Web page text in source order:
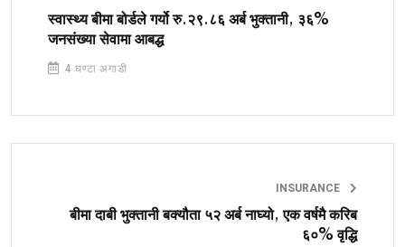
स्वास्थ्य बीमा बोर्डले गर्यो रु.२९.८६ अर्ब भुक्तानी, ३६%
जनसंख्या सेवामा आबद्ध
4 घण्टा अगाडी
INSURANCE
बीमा दाबी भुक्तानी बक्यौता ५२ अर्ब नाघ्यो, एक वर्षमै करिब
६०% वृद्धि